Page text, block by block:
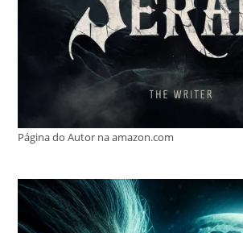
Página do Autor na amazon.com